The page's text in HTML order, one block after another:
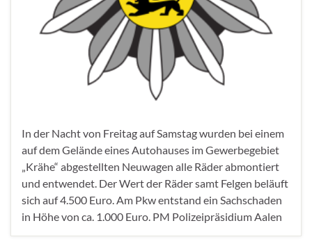
In der Nacht von Freitag auf Samstag wurden bei einem
auf dem Gelände eines Autohauses im Gewerbegebiet
„Krähe“ abgestellten Neuwagen alle Räder abmontiert
und entwendet. Der Wert der Räder samt Felgen beläuft
sich auf 4.500 Euro. Am Pkw entstand ein Sachschaden
in Höhe von ca. 1.000 Euro. PM Polizeipräsidium Aalen